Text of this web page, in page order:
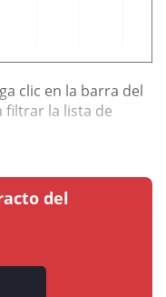
clic en la barra del
filtrar la lista de
del